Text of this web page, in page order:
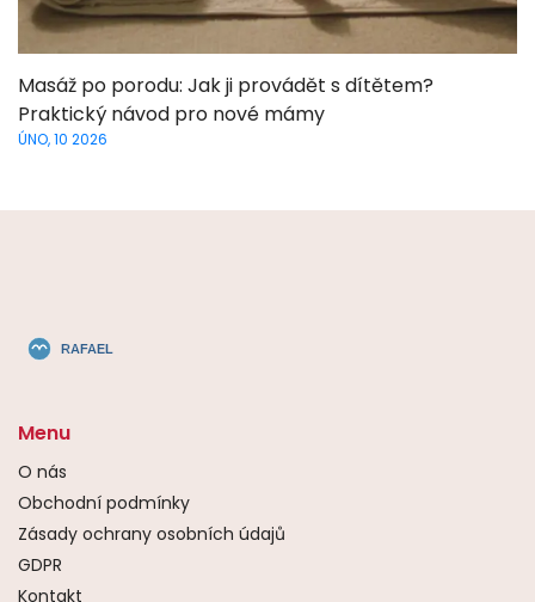
Masáž po porodu: Jak ji provádět s dítětem?
Praktický návod pro nové mámy
ÚNO, 10 2026
Menu
O nás
Obchodní podmínky
Zásady ochrany osobních údajů
GDPR
Kontakt